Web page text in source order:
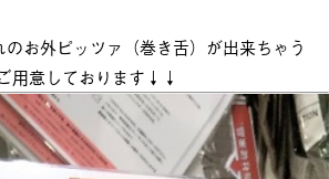
お外ピッツァ（巻き舌）が出来ちゃう
用意しております↓↓